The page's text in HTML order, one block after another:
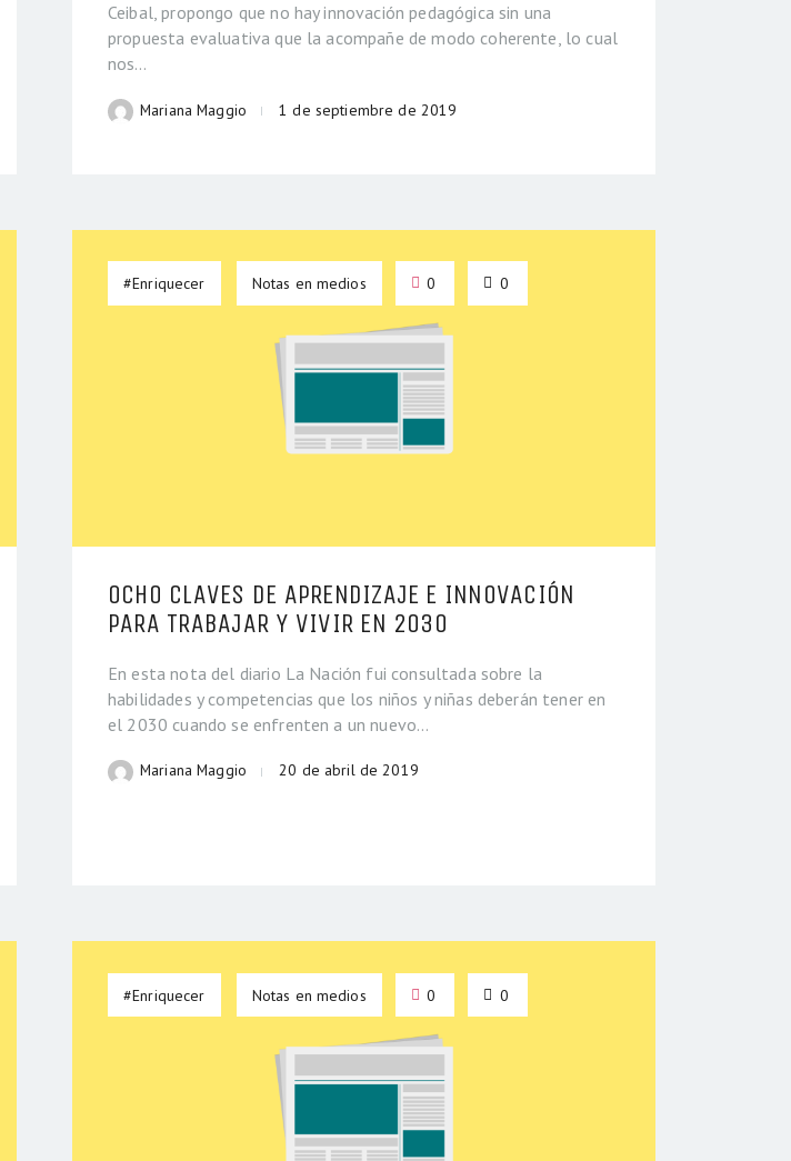
Ceibal, propongo que no hay innovación pedagógica sin una
propuesta evaluativa que la acompañe de modo coherente, lo cual
nos…
Mariana Maggio 1 de septiembre de 2019
#Enriquecer Notas en medios 0 0
OCHO CLAVES DE APRENDIZAJE E INNOVACIÓN
PARA TRABAJAR Y VIVIR EN 2030
En esta nota del diario La Nación fui consultada sobre la
habilidades y competencias que los niños y niñas deberán tener en
el 2030 cuando se enfrenten a un nuevo…
Mariana Maggio 20 de abril de 2019
#Enriquecer Notas en medios 0 0